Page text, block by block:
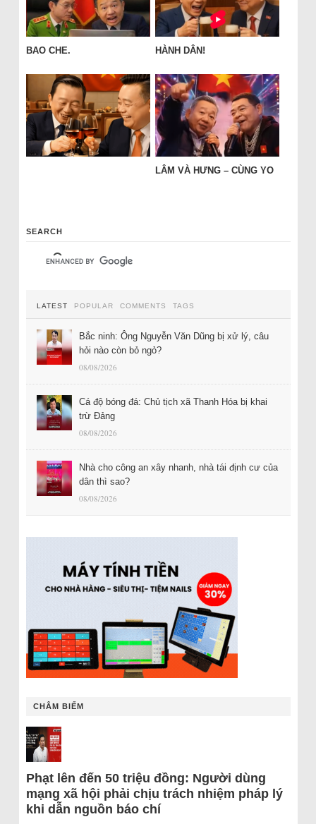
BAO CHE. HÀNH DÂN!
LÂM VÀ HƯNG – CÙNG YO
SEARCH
LATEST POPULAR COMMENTS TAGS
Bắc ninh: Ông Nguyễn Văn Dũng bị xử lý, câu
hỏi nào còn bỏ ngỏ?
08/08/2026
Cá độ bóng đá: Chủ tịch xã Thanh Hóa bị khai
trừ Đảng
08/08/2026
Nhà cho công an xây nhanh, nhà tái định cư của
dân thì sao?
08/08/2026
CHÂM BIẾM
Phạt lên đến 50 triệu đồng: Người dùng
mạng xã hội phải chịu trách nhiệm pháp lý
khi dẫn nguồn báo chí